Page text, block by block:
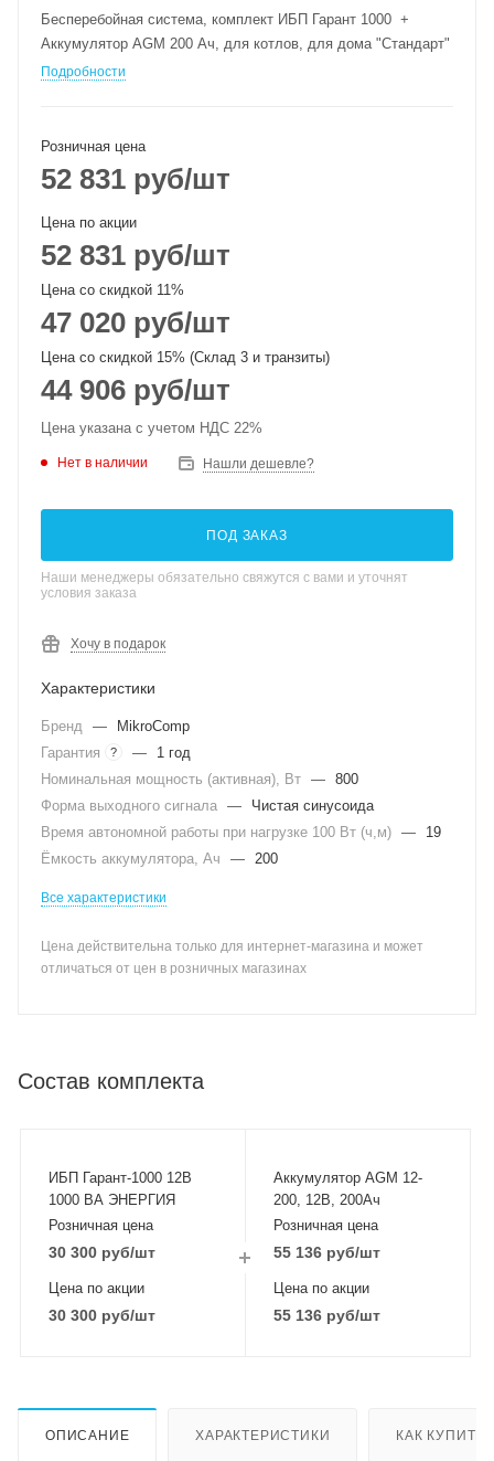
Бесперебойная система, комплект ИБП Гарант 1000 +
Аккумулятор AGM 200 Ач, для котлов, для дома "Стандарт"
Подробности
Розничная цена
52 831 руб/шт
Цена по акции
52 831 руб/шт
Цена со скидкой 11%
47 020 руб/шт
Цена со скидкой 15% (Склад 3 и транзиты)
44 906 руб/шт
Цена указана с учетом НДС 22%
Нет в наличии Нашли дешевле?
ПОД ЗАКАЗ
Наши менеджеры обязательно свяжутся с вами и уточнят
условия заказа
Хочу в подарок
Характеристики
Бренд —
MikroComp
Гарантия
? —
1 год
Номинальная мощность (активная), Вт — 800
Форма выходного сигнала —
Чистая синусоида
Время автономной работы при нагрузке 100 Вт (ч,м) —
19
Ёмкость аккумулятора, Ач
— 200
Все характеристики
Цена действительна только для интернет-магазина и может
отличаться от цен в розничных магазинах
Состав комплекта
ИБП Гарант-1000 12В
1000 ВА ЭНЕРГИЯ
Розничная цена
30 300руб/шт
Цена по акции
30 300руб/шт
Аккумулятор AGM 12-
200, 12В, 200Ач
Розничная цена
55 136 руб/шт
Цена по акции
55 136 руб/шт
ОПИСАНИЕ ХАРАКТЕРИСТИКИ КАК КУПИТЬ